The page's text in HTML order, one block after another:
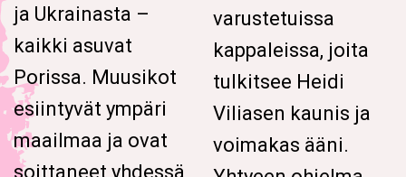
ja Ukrainasta –
kaikki asuvat
Porissa. Muusikot
esiintyvät ympäri
maailmaa ja ovat
soittaneet yhdessä
varustetuissa
kappaleissa, joita
tulkitsee Heidi
Viliasen kaunis ja
voimakas ääni.